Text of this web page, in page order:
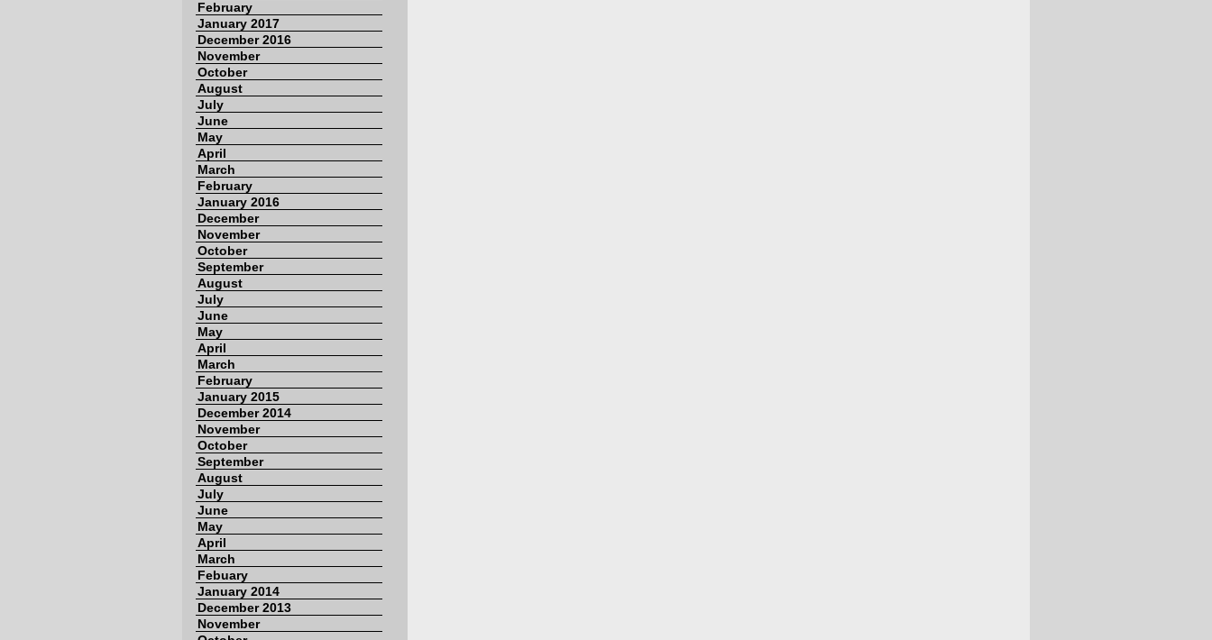
February
January 2017
December 2016
November
October
August
July
June
May
April
March
February
January 2016
December
November
October
September
August
July
June
May
April
March
February
January 2015
December 2014
November
October
September
August
July
June
May
April
March
Febuary
January 2014
December 2013
November